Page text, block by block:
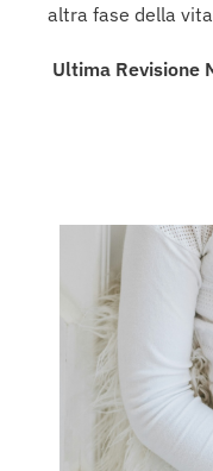
altra fase della
Ultima Revisione